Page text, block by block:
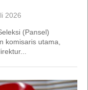
2026
(Pansel)
komisaris utama,